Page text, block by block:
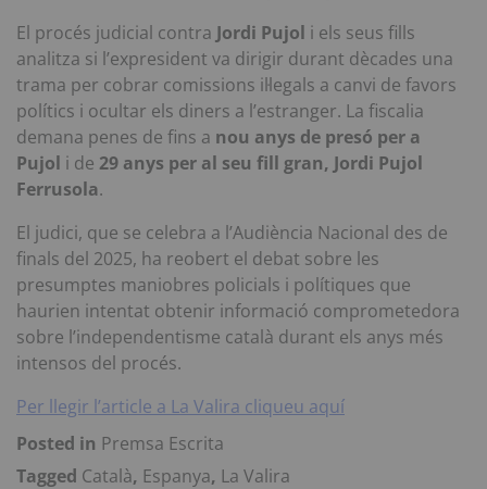
El procés judicial contra Jordi Pujol i els seus fills
analitza si l’expresident va dirigir durant dècades una
trama per cobrar comissions il·legals a canvi de favors
polítics i ocultar els diners a l’estranger. La fiscalia
demana penes de fins a nou anys de presó per a
Pujol i de 29 anys per al seu fill gran, Jordi Pujol
Ferrusola.
El judici, que se celebra a l’Audiència Nacional des de
finals del 2025, ha reobert el debat sobre les
presumptes maniobres policials i polítiques que
haurien intentat obtenir informació comprometedora
sobre l’independentisme català durant els anys més
intensos del procés.
Per llegir l’article a La Valira cliqueu aquí
Posted in Premsa Escrita
Tagged Català, Espanya, La Valira